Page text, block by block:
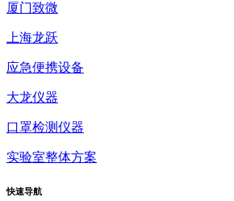
厦门致微
上海龙跃
应急便携设备
大龙仪器
口罩检测仪器
实验室整体方案
快速导航